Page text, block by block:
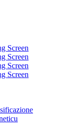
Screen
Screen
Screen
Screen